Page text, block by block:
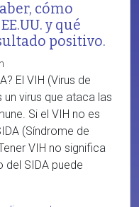
cómo
y qué
positivo.
El VIH (Virus de
virus que ataca las
Si el VIH no es
(Síndrome de
VIH no significa
del SIDA puede